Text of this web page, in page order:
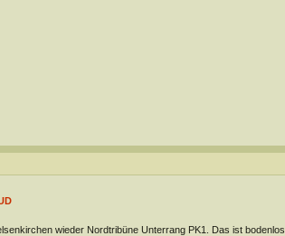
wieder Nordtribüne Unterrang PK1. Das ist bodenlos.